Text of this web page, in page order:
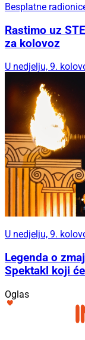
Besplatne
Rastimo uz
za kolovoz
U nedjelju, 9.
U nedjelju, 9.
Legenda o
Spektakl koji
Oglas